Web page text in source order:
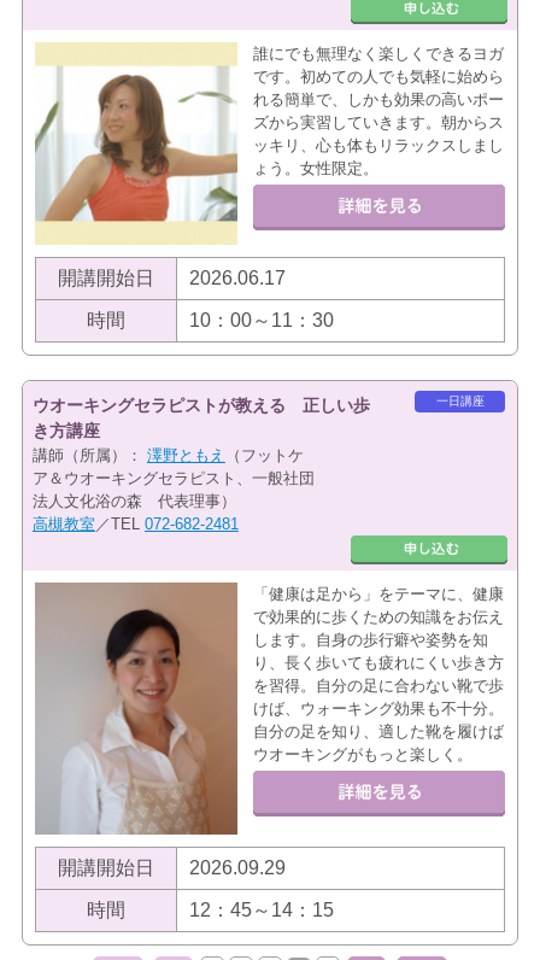
誰にでも無理なく楽しくできるヨガ
です。初めての人でも気軽に始めら
れる簡単で、しかも効果の高いポー
ズから実習していきます。朝からス
ッキリ、心も体もリラックスしまし
ょう。女性限定。
開講開始日 2026.06.17
時間 10：00～11：30
一日講座
ウオーキングセラピストが教える 正しい歩
き方講座
講師（所属）： 澤野ともえ
（フットケ
ア＆ウオーキングセラピスト、一般社団
法人文化浴の森 代表理事）
高槻教室 ／TEL 072-682-2481
「健康は足から」をテーマに、健康
で効果的に歩くための知識をお伝え
します。自身の歩行癖や姿勢を知
り、長く歩いても疲れにくい歩き方
を習得。自分の足に合わない靴で歩
けば、ウォーキング効果も不十分。
自分の足を知り、適した靴を履けば
ウオーキングがもっと楽しく。
開講開始日 2026.09.29
時間 12：45～14：15